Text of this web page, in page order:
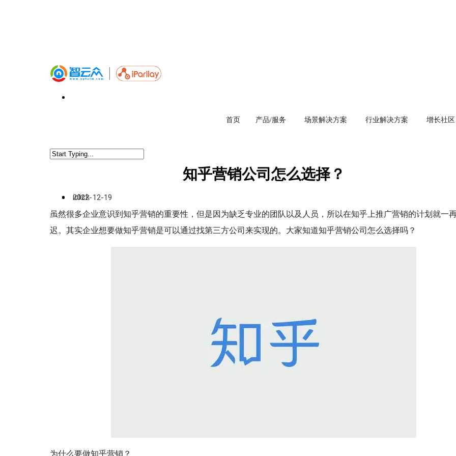
首页 产品/服务 场景解决方案 行业解决方案 增长社区
知乎营销公司怎么选择？
iclick
2022-12-19
虽然很多企业意识到知乎营销的重要性，但是因为缺乏专业的团队以及人员，所以在知乎上推广营销的计划就一
迟。其实企业想要做知乎营销是可以通过找第三方公司来实现的。大家知道知乎营销公司怎么选择吗？
为什么要做知乎营销？